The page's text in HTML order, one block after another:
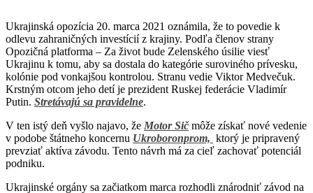
Ukrajinská opozícia 20. marca 2021 oznámila, že to povedie k
odlevu zahraničných investícií z krajiny. Podľa členov strany
Opozičná platforma – Za život bude Zelenského úsilie viesť
Ukrajinu k tomu, aby sa dostala do kategórie suroviného prívesku,
kolónie pod vonkajšou kontrolou. Stranu vedie Viktor Medvečuk.
Krstným otcom jeho detí je prezident Ruskej federácie Vladimír
Putin. Stretávajú sa pravidelne.
V ten istý deň vyšlo najavo, že Motor Sič môže získať nové vedenie
v podobe štátneho koncernu Ukroboronprom, ktorý je pripravený
prevziať aktíva závodu. Tento návrh má za cieľ zachovať potenciál
podniku.
Ukrajinské orgány sa začiatkom marca rozhodli znárodniť závod na